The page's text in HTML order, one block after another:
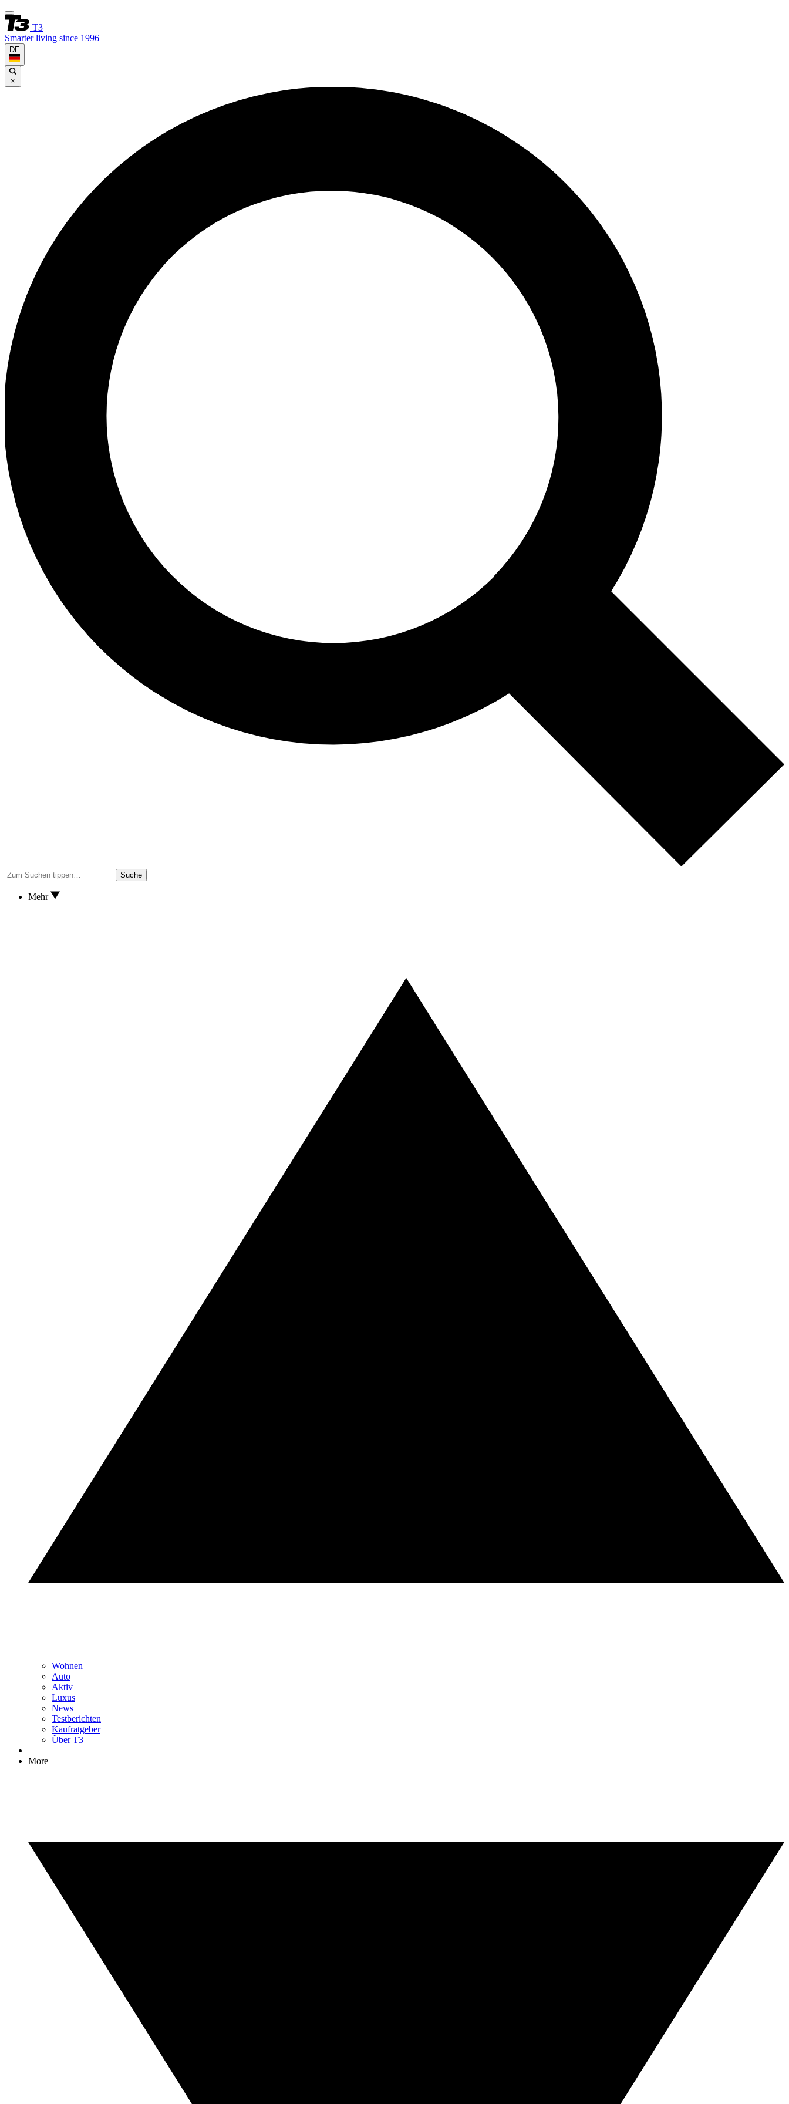
T3
Smarter living since 1996
DE
×
Suche
Mehr
Wohnen
Auto
Aktiv
Luxus
News
Testberichten
Kaufratgeber
Über T3
More